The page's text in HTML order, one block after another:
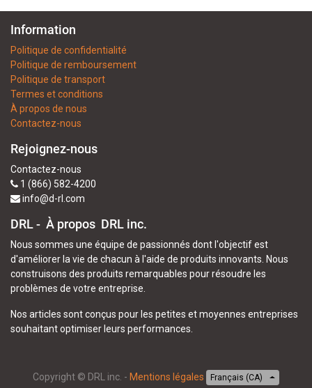
Information
Politique de confidentialité
Politique de remboursement
Politique de transport
Termes et conditions
À propos de nous
Contactez-nous
Rejoignez-nous
Contactez-nous
1 (866) 582-4200
info@d-rl.com
DRL - À propos DRL inc.
Nous sommes une équipe de passionnés dont l'objectif est
d'améliorer la vie de chacun à l'aide de produits innovants. Nous
construisons des produits remarquables pour résoudre les
problèmes de votre entreprise.
Nos articles sont conçus pour les petites et moyennes entreprises
souhaitant optimiser leurs performances.
Copyright © DRL inc. - Mentions légales Français (CA)